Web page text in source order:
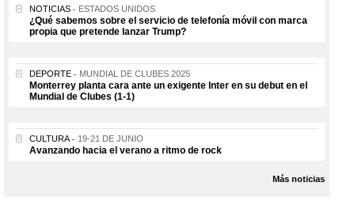
NOTICIAS ESTADOS UNIDOS
¿Qué sabemos sobre el servicio de telefonía móvil con marca
propia que pretende lanzar Trump?
DEPORTE MUNDIAL DE CLUBES 2025
Monterrey planta cara ante un exigente Inter en su debut en el
Mundial de Clubes (1-1)
CULTURA 19-21 DE JUNIO
Avanzando hacia el verano a ritmo de rock
Más noticias